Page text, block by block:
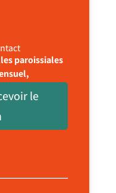
paroissiales
le